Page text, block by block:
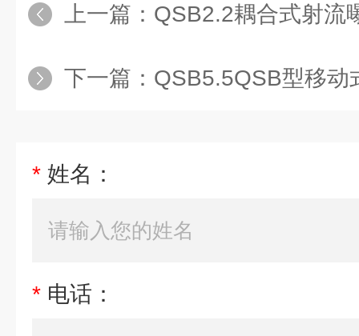
上一篇： QSB2.2耦合式射流
下一篇： QSB5.5QSB型移动
* 姓名：
* 电话：